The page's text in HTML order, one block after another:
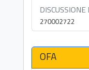
270002722
OFA